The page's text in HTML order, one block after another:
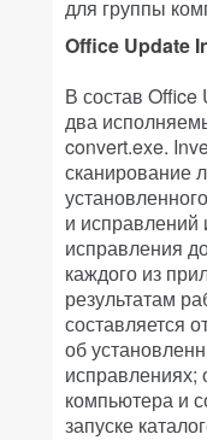
для группы
Office Update
В состав Office
два
convert.exe.
сканирование
и исправлений
исправления
каждого из
результатам
составляется
об
исправлениях;
компьютера и
запуске